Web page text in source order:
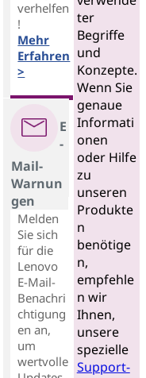
verhelfen
!
Mehr
Erfahren
>
E
-
Mail-
Warnun
gen
Melden
Sie sich
für die
Lenovo
E-Mail-
Benachri
chtigung
en an,
um
wertvolle
ter
Begriffe
und
Konzepte.
Wenn Sie
genaue
Informati
onen
oder Hilfe
zu
unseren
Produkte
n
benötige
n,
empfehle
n wir
Ihnen,
unsere
spezielle
Support-